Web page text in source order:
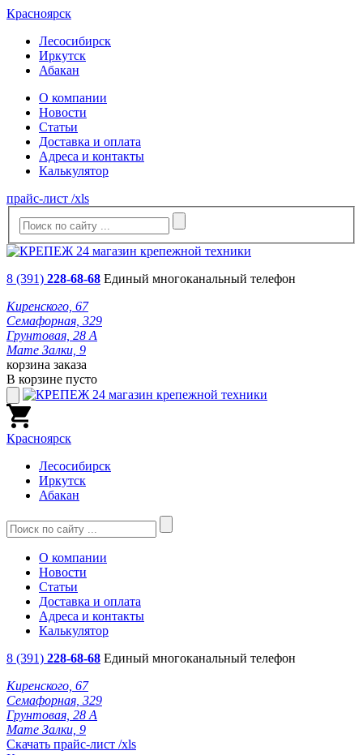
Красноярск
Лесосибирск
Иркутск
Абакан
О компании
Новости
Статьи
Доставка и оплата
Адреса и контакты
Калькулятор
прайс-лист /xls
8 (391) 228-68-68 Единый многоканальный телефон
Киренского, 67
Семафорная, 329
Грунтовая, 28 А
Мате Залки, 9
корзина заказа
В корзине пусто
Красноярск
Лесосибирск
Иркутск
Абакан
О компании
Новости
Статьи
Доставка и оплата
Адреса и контакты
Калькулятор
8 (391) 228-68-68 Единый многоканальный телефон
Киренского, 67
Семафорная, 329
Грунтовая, 28 А
Мате Залки, 9
Скачать прайс-лист /xls